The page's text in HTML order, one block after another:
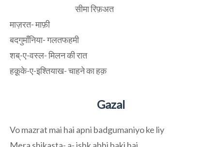
सीमा रिफ़अत
माज़रत- माफ़ी
बदगुमाँनिया- गलतफहमी
शब्-ए-वस्ल- मिलन की रात
हक़ूके-ए-इश्तियाख- चाहने का हक़
Gazal
Vo mazrat mai hai apni badgumaniyo ke liy